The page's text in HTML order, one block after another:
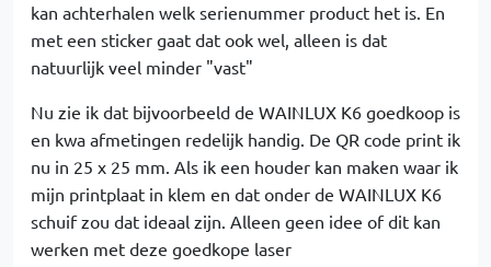
kan achterhalen welk serienummer product het is. En
met een sticker gaat dat ook wel, alleen is dat
natuurlijk veel minder "vast"
Nu zie ik dat bijvoorbeeld de WAINLUX K6 goedkoop is
en kwa afmetingen redelijk handig. De QR code print ik
nu in 25 x 25 mm. Als ik een houder kan maken waar ik
mijn printplaat in klem en dat onder de WAINLUX K6
schuif zou dat ideaal zijn. Alleen geen idee of dit kan
werken met deze goedkope laser